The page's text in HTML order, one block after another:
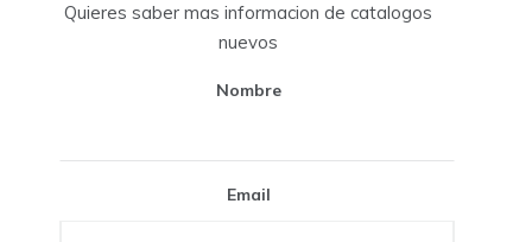
Quieres saber mas informacion de catalogos
nuevos
Nombre
Email